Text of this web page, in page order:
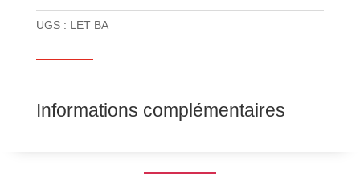
UGS : LET BA
Informations complémentaires